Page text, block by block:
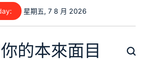
星期五, 7 8 月 2026
的本來面目